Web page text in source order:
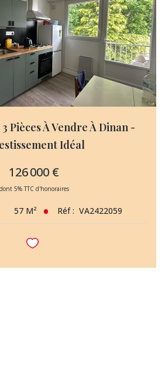
Pièces À Vendre À Dinan -
Idéal
126 000 €
dont 5% TTC d'honoraires
57 M² Réf : VA2422059